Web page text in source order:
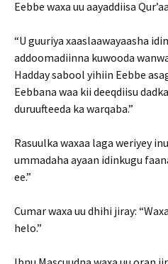
Eebbe waxa uu aayaddiisa
“U guuriya xaaslaawayaasha
addoomadiinna kuwooda
Hadday sabool yihiin Eebbe
Eebbana waa kii deeqdiisu
duruufteeda ka warqaba.”
Rasuulka waxaa laga weriyey
ummadaha ayaan idinkugu
ee.”
Cumar waxa uu dhihi jiray:
helo.”